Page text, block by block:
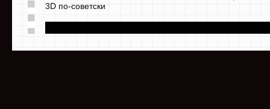
3D по-советски